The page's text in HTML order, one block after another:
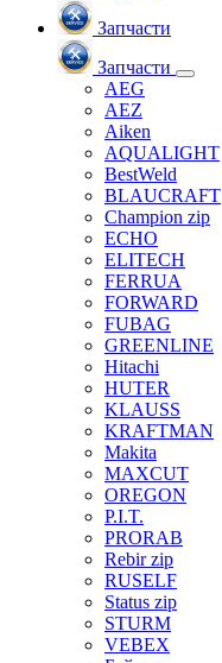
Запчасти
Запчасти
AEG
AEZ
Aiken
AQUALIGHT
BestWeld
BLAUCRAFT
Champion zip
ECHO
ELITECH
FERRUA
FORWARD
FUBAG
GREENLINE
Hitachi
HUTER
KLAUSS
KRAFTMAN
Makita
MAXCUT
OREGON
P.I.T.
PRORAB
Rebir zip
RUSELF
Status zip
STURM
VEBEX